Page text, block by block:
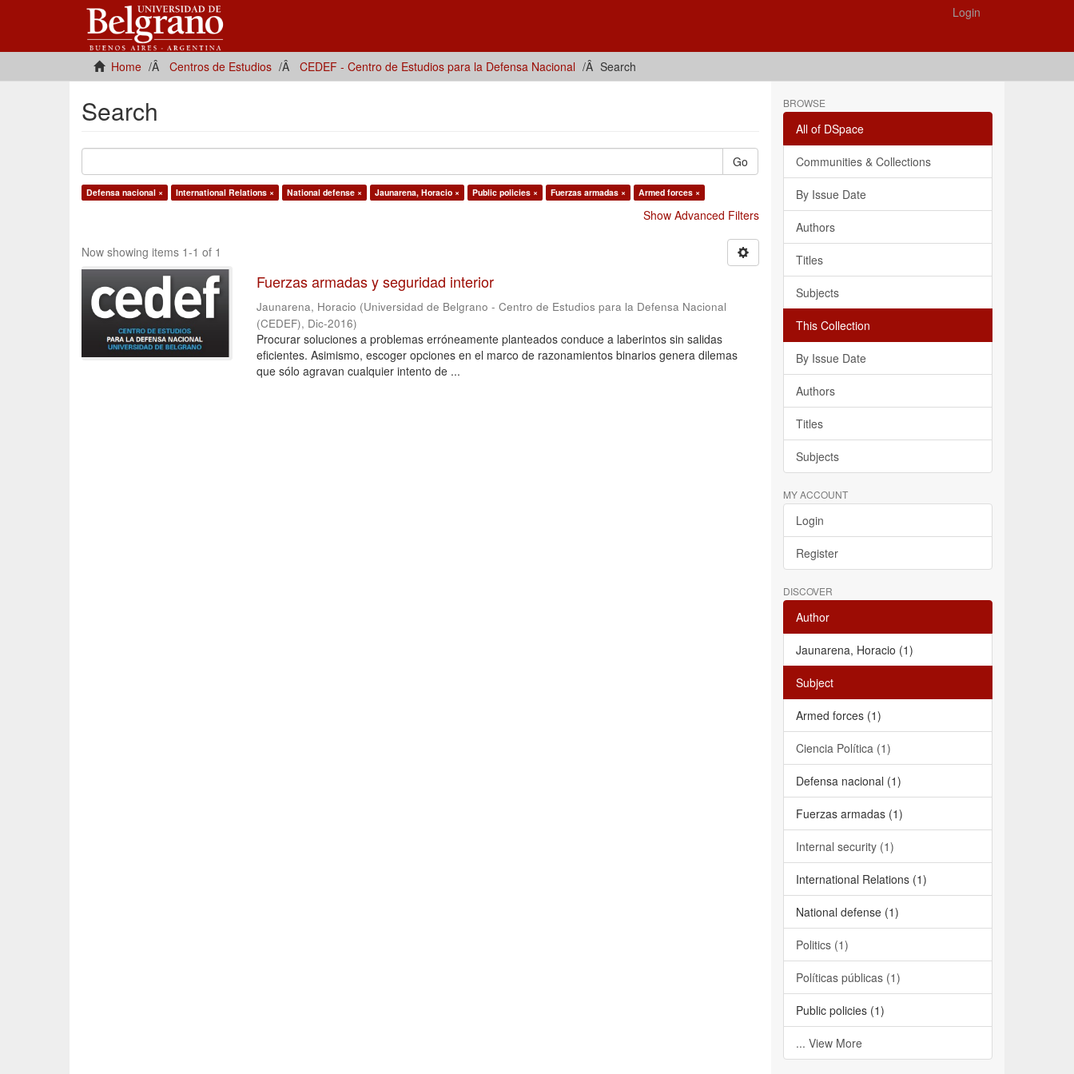
Login
Home Centros de Estudios CEDEF - Centro de Estudios para la Defensa Nacional Search
Search
Go
Defensa nacional × International Relations × National defense × Jaunarena, Horacio × Public policies × Fuerzas armadas × Armed forces ×
Show Advanced Filters
Now showing items 1-1 of 1
Fuerzas armadas y seguridad interior
Jaunarena, Horacio (Universidad de Belgrano - Centro de Estudios para la Defensa Nacional
(CEDEF), Dic-2016)
Procurar soluciones a problemas erróneamente planteados conduce a laberintos sin salidas
eficientes. Asimismo, escoger opciones en el marco de razonamientos binarios genera dilemas
que sólo agravan cualquier intento de ...
BROWSE
All of DSpace
Communities & Collections
By Issue Date
Authors
Titles
Subjects
This Collection
By Issue Date
Authors
Titles
Subjects
MY ACCOUNT
Login
Register
DISCOVER
Author
Jaunarena, Horacio (1)
Subject
Armed forces (1)
Ciencia Política (1)
Defensa nacional (1)
Fuerzas armadas (1)
Internal security (1)
International Relations (1)
National defense (1)
Politics (1)
Políticas públicas (1)
Public policies (1)
... View More